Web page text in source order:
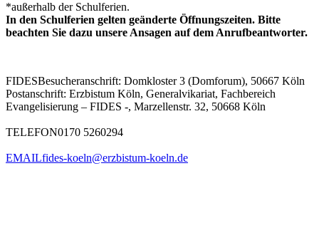
*außerhalb der Schulferien.
In den Schulferien gelten geänderte Öffnungszeiten. Bitte
beachten Sie dazu unsere Ansagen auf dem Anrufbeantworter.
FIDESBesucheranschrift: Domkloster 3 (Domforum), 50667 Köln
Postanschrift: Erzbistum Köln, Generalvikariat, Fachbereich
Evangelisierung – FIDES -, Marzellenstr. 32, 50668 Köln
TELEFON0170 5260294
EMAILfides-koeln@erzbistum-koeln.de